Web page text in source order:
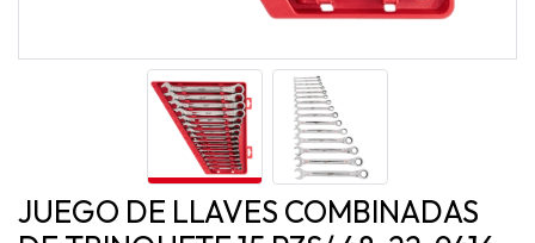
JUEGO DE LLAVES COMBINADAS